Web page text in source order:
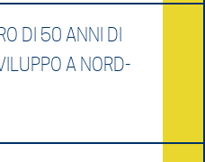
DI 50 ANNI DI
A NORD-